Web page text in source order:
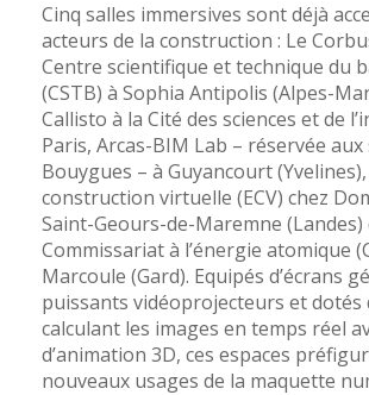
Cinq salles immersives sont déjà
acteurs de la construction : Le
Centre scientifique et technique du
(CSTB) à Sophia Antipolis (Alpes-
Callisto à la Cité des sciences et de
Paris, Arcas-BIM Lab – réservée aux
Bouygues – à Guyancourt (Yvelines),
construction virtuelle (ECV) chez
Saint-Geours-de-Maremne (Landes)
Commissariat à l’énergie atomique
Marcoule (Gard). Equipés d’écrans
puissants vidéoprojecteurs et dotés
calculant les images en temps réel
d’animation 3D, ces espaces
nouveaux usages de la maquette